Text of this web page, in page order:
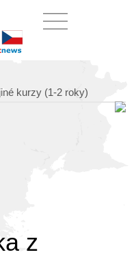
kurzy (1-2 roky)
z